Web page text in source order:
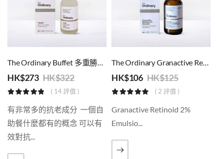
The Ordinary Buffet 多重勝呔抗衰老
HK$273 HK$322
( 14 評價 )
有非常多的抗老成分 一個自
助餐什麼都有的概念 可以有
效對抗...
The Ordinary Granactive Retinoid 2% Emulsion 抗老精華
HK$106 HK$125
( 2 評價 )
Granactive Retinoid 2%
Emulsio...